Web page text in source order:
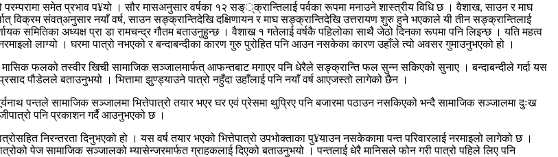
समेत प्रभाव प¥यो । सौर मासअनुसार वर्षका १२ सङ््क्रान्तिलाई पर्वका रूपमा मनाउने शास्त्रीय विधि छ । वैशाख, साउन र माघ
विक्रम संवत्अनुसार नयाँ वर्ष, साउन सङ्क्रान्तिदेखि दक्षिणायन र माघ सङ्क्रान्तिदेखि उत्तरायण शुरु हुने भएकाले यी तीन सङ्क्रान्तिलाई
समितिका अध्यक्ष प्रा डा रामचन्द्र गौतम बताउनुहुन्छ । वैशाख १ गतेलाई वर्षकै पहिलोका साथै जेठो दिनका रूपमा पनि लिइन्छ । यति महत्व
लाग्यो । घरमा पात्रो नभएको र बन्दाबन्दीका कारण गुरु पुरोहित पनि आउन नसकेका कारण उहाँले त्यो अवसर गुमाउनुभएको हो ।
फलको तस्वीर खिची सामाजिक सञ्जालमार्फत् आफन्तबाट मगाएर पनि धेरैले सङ्क्रान्ति फल सुन्न सकिएको सुनाए । बन्दाबन्दीले गर्दा यस
पौडेलले बताउनुभयो । भित्तामा झुण्ड्याउने पात्रो नहुँदा उहाँलाई पनि नयाँ वर्ष आएजस्तो लागेको छैन ।
पन्तले सामाजिक सञ्जालमा भित्तेपात्रो तयार भएर घर एवं प्रेसमा थुप्रिए पनि बजारमा पठाउन नसकिएको भन्दै सामाजिक सञ्जालमा दुःख
पनि प्रकाशन गर्दै आउनुभएको छ ।
निरन्तरता दिनुभएको हो । यस वर्ष तयार भएको भित्तेपात्रो उपभोक्ताका पु¥याउन नसकेकामा पन्त परिवारलाई नरमाइलो लागेको छ ।
पेज सामाजिक सञ्जालको म्यासेन्जरमार्फत ग्राहकलाई दिएको बताउनुभयो । पन्तलाई धेरै मानिसले फोन गरी पात्रो पहिले लिए पनि